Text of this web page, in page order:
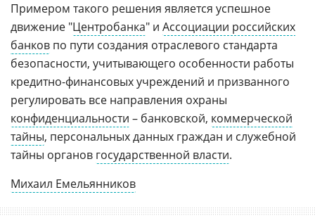
Примером такого решения является успешное
движение "Центробанка" и Ассоциации российских
банков по пути создания отраслевого стандарта
безопасности, учитывающего особенности работы
кредитно-финансовых учреждений и призванного
регулировать все направления охраны
конфиденциальности – банковской, коммерческой
тайны, персональных данных граждан и служебной
тайны органов государственной власти.
Михаил Емельянников